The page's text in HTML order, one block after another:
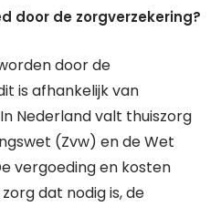
door de zorgverzekering?
door de
is afhankelijk van
Nederland valt thuiszorg
(Zvw) en de Wet
vergoeding en kosten
dat nodig is, de